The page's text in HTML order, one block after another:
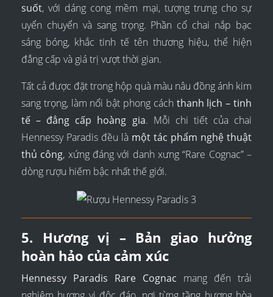
suốt, với dáng cong mềm mại, tượng trưng cho sự
uyển chuyển và sang trọng. Phần cổ chai nắp bạc
sáng bóng, khắc tinh tế tên thương hiệu, thể hiện
đẳng cấp và giá trị vượt thời gian.
Tất cả được đặt trong hộp quà màu nâu đồng ánh kim
sang trọng, làm nổi bật phong cách thanh lịch – tinh
tế – đẳng cấp hoàng gia. Mỗi chi tiết của chai
Hennessy Paradis đều là một tác phẩm nghệ thuật
thủ công, xứng đáng với danh xưng “Rare Cognac” –
dòng rượu hiếm bậc nhất thế giới.
5. Hương vị – Bản giao hưởng
hoàn hảo của cảm xúc
Hennessy Paradis Rare Cognac mang đến trải